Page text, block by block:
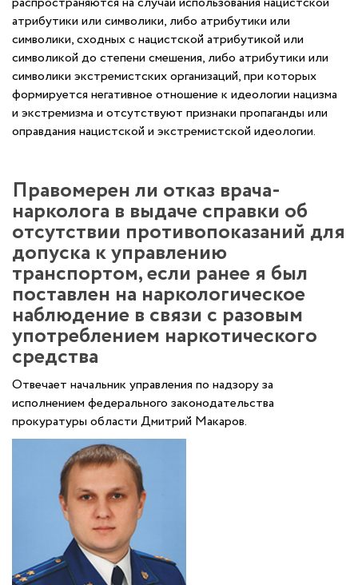
атрибутики или символики, либо атрибутики или
символики, сходных с нацистской атрибутикой или
символикой до степени смешения, либо атрибутики или
символики экстремистских организаций, при которых
формируется негативное отношение к идеологии нацизма
и экстремизма и отсутствуют признаки пропаганды или
оправдания нацистской и экстремистской идеологии.
Правомерен ли отказ врача-
нарколога в выдаче справки об
отсутствии противопоказаний для
допуска к управлению
транспортом, если ранее я был
поставлен на наркологическое
наблюдение в связи с разовым
употреблением наркотического
средства
Отвечает начальник управления по надзору за
исполнением федерального законодательства
прокуратуры области Дмитрий Макаров.